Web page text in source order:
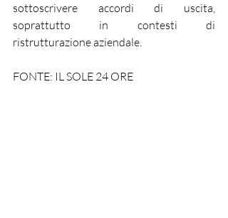
sottoscrivere accordi di uscita,
soprattutto in contesti di
ristrutturazione aziendale.
FONTE: IL SOLE 24 ORE